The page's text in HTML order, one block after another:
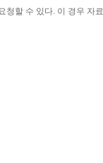
할 수 있다. 이 경우